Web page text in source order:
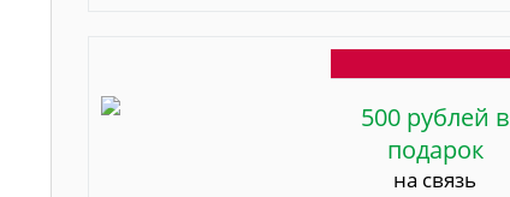
500 рублей в
подарок
на связь